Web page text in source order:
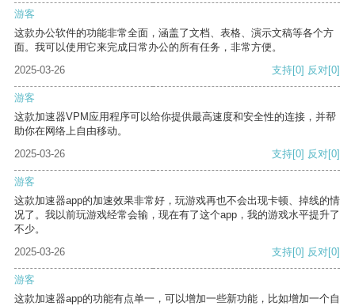
游客
这款办公软件的功能非常全面，涵盖了文档、表格、演示文稿等各个方
面。我可以使用它来完成日常办公的所有任务，非常方便。
2025-03-26
支持[0] 反对[0]
游客
这款加速器VPM应用程序可以给你提供最高速度和安全性的连接，并帮
助你在网络上自由移动。
2025-03-26
支持[0] 反对[0]
游客
这款加速器app的加速效果非常好，玩游戏再也不会出现卡顿、掉线的情
况了。我以前玩游戏经常会输，现在有了这个app，我的游戏水平提升了
不少。
2025-03-26
支持[0] 反对[0]
游客
这款加速器app的功能有点单一，可以增加一些新功能，比如增加一个自